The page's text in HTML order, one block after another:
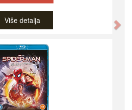
Više detalja